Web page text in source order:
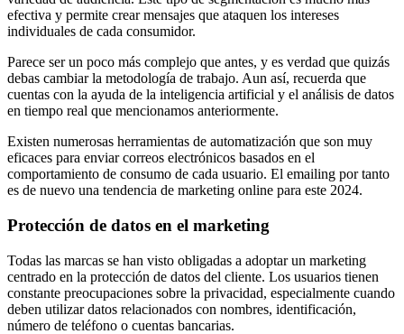
efectiva y permite crear mensajes que ataquen los intereses
individuales de cada consumidor.
Parece ser un poco más complejo que antes, y es verdad que quizás
debas cambiar la metodología de trabajo. Aun así, recuerda que
cuentas con la ayuda de la inteligencia artificial y el análisis de datos
en tiempo real que mencionamos anteriormente.
Existen numerosas herramientas de automatización que son muy
eficaces para enviar correos electrónicos basados en el
comportamiento de consumo de cada usuario. El emailing por tanto
es de nuevo una tendencia de marketing online para este 2024.
Protección de datos en el marketing
Todas las marcas se han visto obligadas a adoptar un marketing
centrado en la protección de datos del cliente. Los usuarios tienen
constante preocupaciones sobre la privacidad, especialmente cuando
deben utilizar datos relacionados con nombres, identificación,
número de teléfono o cuentas bancarias.